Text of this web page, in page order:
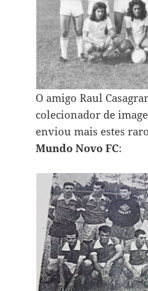
O amigo Raul
colecionador de
enviou mais estes
Mundo Novo FC: